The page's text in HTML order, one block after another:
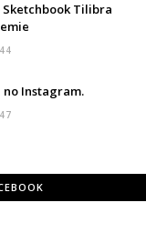
Sketchbook Tilibra
no Instagram.